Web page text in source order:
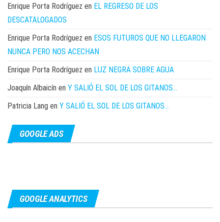
Enrique Porta Rodríguez en EL REGRESO DE LOS
DESCATALOGADOS
Enrique Porta Rodríguez en ESOS FUTUROS QUE NO LLEGARON
NUNCA PERO NOS ACECHAN
Enrique Porta Rodríguez en LUZ NEGRA SOBRE AGUA
Joaquín Albaicín en Y SALIÓ EL SOL DE LOS GITANOS…
Patricia Lang en Y SALIÓ EL SOL DE LOS GITANOS…
GOOGLE ADS
GOOGLE ANALYTICS